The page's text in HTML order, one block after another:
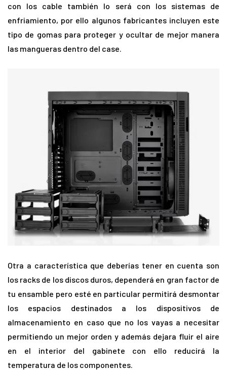
con los cable también lo será con los sistemas de
enfriamiento, por ello algunos fabricantes incluyen este
tipo de gomas para proteger y ocultar de mejor manera
las mangueras dentro del case.
Otra a característica que deberías tener en cuenta son
los racks de los discos duros, dependerá en gran factor de
tu ensamble pero esté en particular permitirá desmontar
los espacios destinados a los dispositivos de
almacenamiento en caso que no los vayas a necesitar
permitiendo un mejor orden y además dejara fluir el aire
en el interior del gabinete con ello reducirá la
temperatura de los componentes.